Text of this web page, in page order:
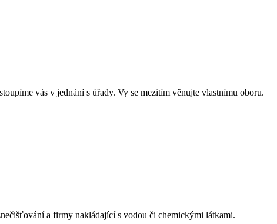
vás v jednání s úřady. Vy se mezitím věnujte vlastnímu oboru.
a firmy nakládající s vodou či chemickými látkami.